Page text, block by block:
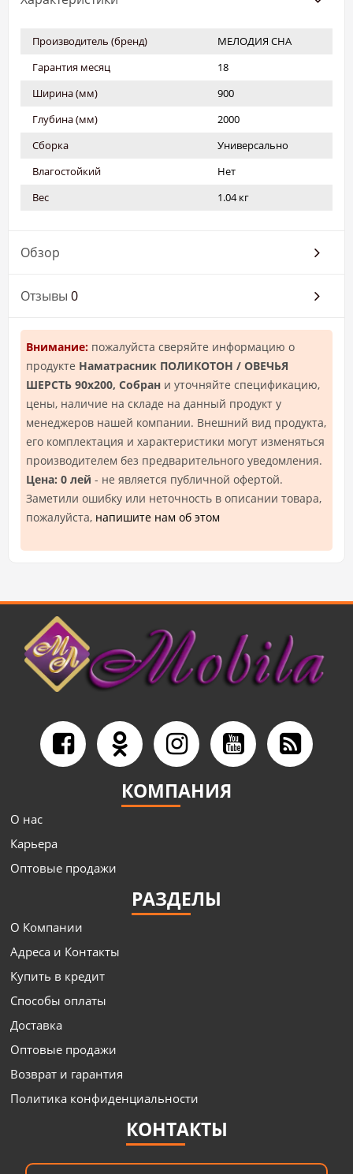
Производитель (бренд)
МЕЛОДИЯ СНА
Гарантия месяц
18
Ширина (мм)
900
Глубина (мм)
2000
Сборка
Универсально
Влагостойкий
Нет
Вес
1.04 кг
Обзор
Отзывы 0
Внимание: пожалуйста сверяйте информацию о
продукте Наматрасник ПОЛИКОТОН / ОВЕЧЬЯ
ШЕРСТЬ 90х200, Собран и уточняйте спецификацию,
цены, наличие на складе на данный продукт у
менеджеров нашей компании. Внешний вид продукта,
его комплектация и характеристики могут изменяться
производителем без предварительного уведомления.
Цена: 0 лей - не является публичной офертой.
Заметили ошибку или неточность в описании товара,
пожалуйста, напишите нам об этом
КОМПАНИЯ
О нас
Карьера
Оптовые продажи
РАЗДЕЛЫ
О Компании
Адреса и Контакты
Купить в кредит
Способы оплаты
Доставка
Оптовые продажи
Возврат и гарантия
Политика конфиденциальности
КОНТАКТЫ